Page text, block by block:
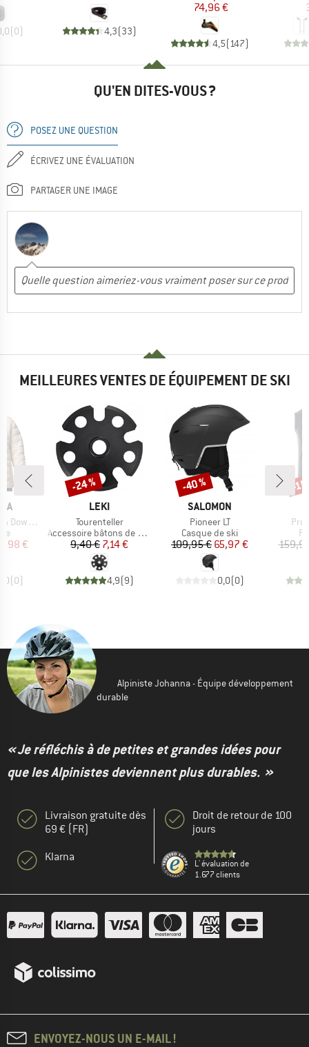
(0) 4,3(33)
74,96 €
4,5(147)
QU'EN DITES-VOUS ?
POSEZ UNE QUESTION
ÉCRIVEZ UNE ÉVALUATION
PARTAGER UNE IMAGE
MEILLEURES VENTES DE ÉQUIPEMENT DE SKI
Jacket
réduit
€
(0)
MARQUE
LEKI
Article
Tourenteller
Product group
Accessoire bâtons de rando
Prix
9,40 €Prix réduit
7,14 €
4,9(9)
Remise
-24 %
MARQUE
SALOMON
Article
Pioneer LT
Product group
Casque de ski
Prix
109,95 €Prix réduit
65,97 €
0,0(0)
Remise
-40 % -
Alpiniste Johanna - Équipe développement
durable
« Je réfléchis à de petites et grandes idées pour
que les Alpinistes deviennent plus durables. »
Livraison gratuite dès
69 € (FR)
Klarna
Droit de retour de 100
jours
L' évaluation de
1.677 clients
ENVOYEZ-NOUS UN E-MAIL !